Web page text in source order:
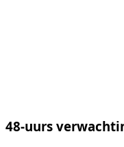
48-uurs